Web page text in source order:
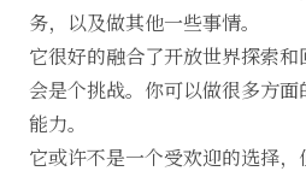
务，以及做其他一些事情。
它很好的融合了开放世界探索
会是个挑战。你可以做很多方
能力。
它或许不是一个受欢迎的选择